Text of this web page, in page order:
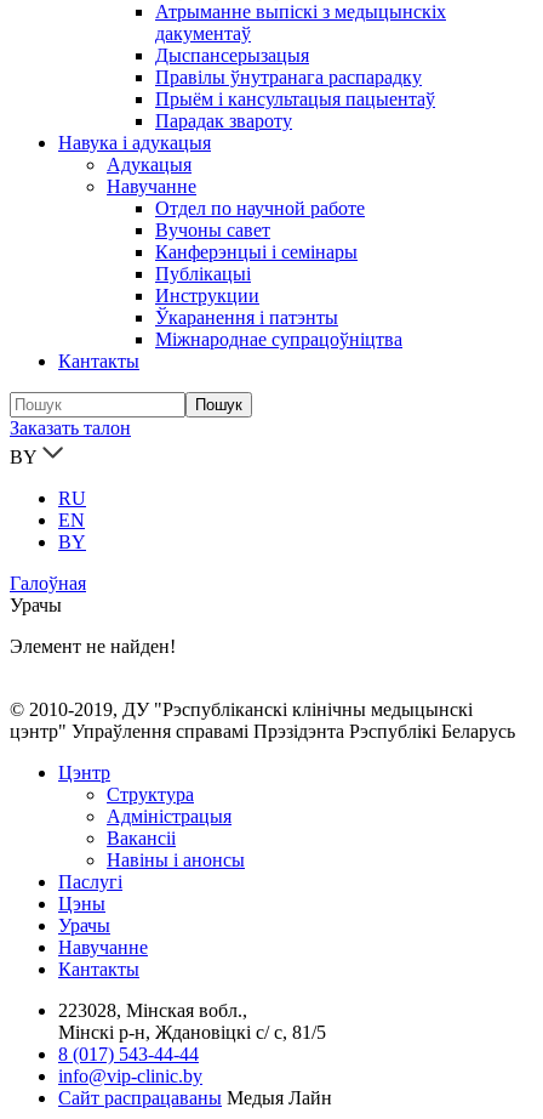
Атрыманне выпіскі з медыцынскіх
дакументаў
Дыспансерызацыя
Правілы ўнутранага распарадку
Прыём і кансультацыя пацыентаў
Парадак звароту
Навука і адукацыя
Адукацыя
Навучанне
Отдел по научной работе
Вучоны савет
Канферэнцыі і семінары
Публікацыi
Инструкции
Ўкаранення і патэнты
Міжнароднае супрацоўніцтва
Кантакты
Заказать талон
BY
RU
EN
BY
Галоўная
Урачы
Элемент не найден!
© 2010-2019, ДУ "Рэспубліканскі клінічны медыцынскі
цэнтр" Упраўлення справамі Прэзідэнта Рэспублікі Беларусь
Цэнтр
Структура
Адміністрацыя
Вакансіі
Навіны і анонсы
Паслугi
Цэны
Урачы
Навучанне
Кантакты
223028, Мінская вобл.,
Мінскі р-н, Ждановіцкі с/ с, 81/5
8 (017) 543-44-44
info@vip-clinic.by
Сайт распрацаваны Медыя Лайн